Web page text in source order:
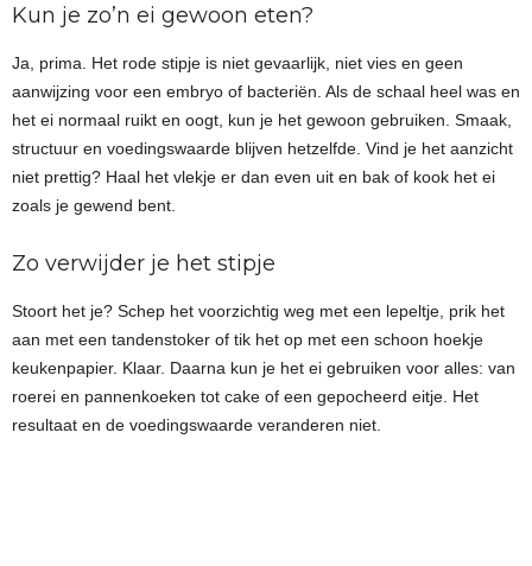
Kun je zo’n ei gewoon eten?
Ja, prima. Het rode stipje is niet gevaarlijk, niet vies en geen
aanwijzing voor een embryo of bacteriën. Als de schaal heel was en
het ei normaal ruikt en oogt, kun je het gewoon gebruiken. Smaak,
structuur en voedingswaarde blijven hetzelfde. Vind je het aanzicht
niet prettig? Haal het vlekje er dan even uit en bak of kook het ei
zoals je gewend bent.
Zo verwijder je het stipje
Stoort het je? Schep het voorzichtig weg met een lepeltje, prik het
aan met een tandenstoker of tik het op met een schoon hoekje
keukenpapier. Klaar. Daarna kun je het ei gebruiken voor alles: van
roerei en pannenkoeken tot cake of een gepocheerd eitje. Het
resultaat en de voedingswaarde veranderen niet.